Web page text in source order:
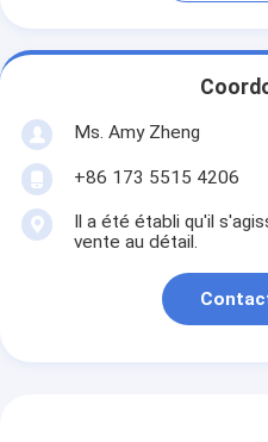
Ms. Amy Zheng
+86 173 5515 4206
Il a été établi qu'il
vente au détail.